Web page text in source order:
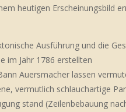
heutigen Erscheinungsbild
Ausführung und die
im Jahr 1786 erstellten
Auersmacher lassen
vermutlich schlauchartige
stand (Zeilenbebauung